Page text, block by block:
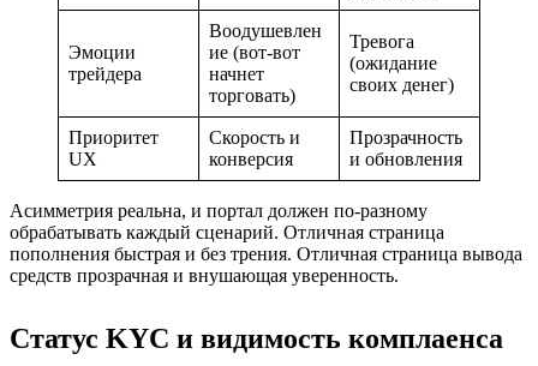
Эмоции
трейдера
Воодушевлен
ие (вот-вот
начнет
торговать)
Тревога
(ожидание
своих денег)
Приоритет
UX
Скорость и
конверсия
Прозрачность
и обновления
Асимметрия реальна, и портал должен по-разному
обрабатывать каждый сценарий. Отличная страница
пополнения быстрая и без трения. Отличная страница вывода
средств прозрачная и внушающая уверенность.
Статус KYC и видимость комплаенса